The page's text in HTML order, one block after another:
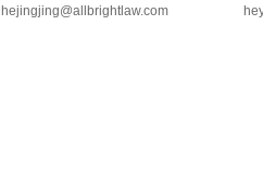
hejingjing@allbrightlaw.com